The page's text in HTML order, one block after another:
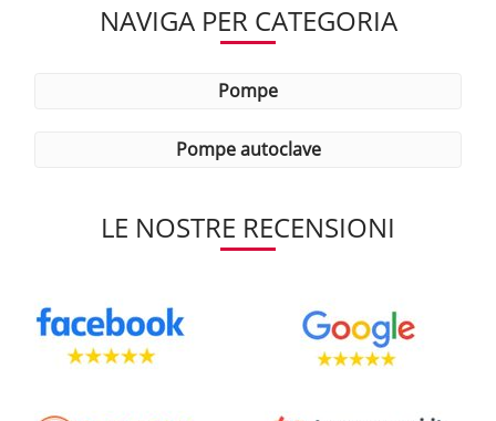
NAVIGA PER CATEGORIA
pompe
pompe autoclave
LE NOSTRE RECENSIONI